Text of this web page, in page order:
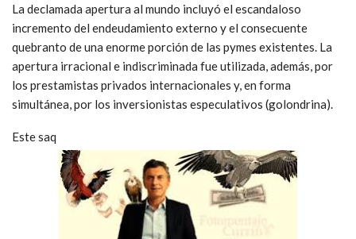
La declamada apertura al mundo incluyó el escandaloso
incremento del endeudamiento externo y el consecuente
quebranto de una enorme porción de las pymes existentes. La
apertura irracional e indiscriminada fue utilizada, además, por
los prestamistas privados internacionales y, en forma
simultánea, por los inversionistas especulativos (golondrina).
Este saq